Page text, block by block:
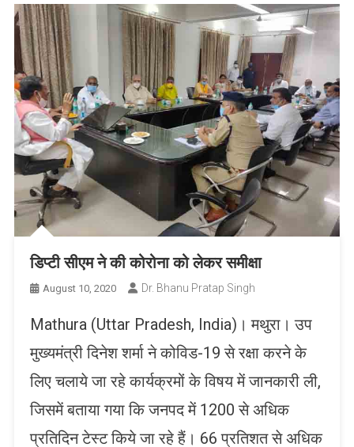
डिप्टी सीएम ने की कोरोना को लेकर समीक्षा
August 10, 2020 Dr. Bhanu Pratap Singh
Mathura (Uttar Pradesh, India)। मथुरा। उप
मुख्यमंत्री दिनेश शर्मा ने कोविड-19 से रक्षा करने के
लिए चलाये जा रहे कार्यक्रमों के विषय में जानकारी ली,
जिसमें बताया गया कि जनपद में 1200 से अधिक
प्रतिदिन टेस्ट किये जा रहे हैं। 66 प्रतिशत से अधिक